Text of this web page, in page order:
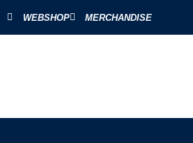
WEBSHOP MERCHANDISE